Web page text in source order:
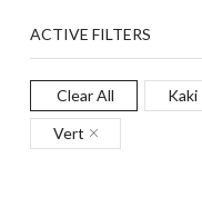
ACTIVE FILTERS
Clear All Kaki
Vert